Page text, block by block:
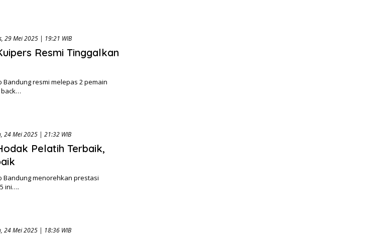
29 Mei 2025 | 19:21 WIB
Resmi Tinggalkan
Bandung resmi melepas 2 pemain
back…
24 Mei 2025 | 21:32 WIB
Pelatih Terbaik,
Bandung menorehkan prestasi
ini….
24 Mei 2025 | 18:36 WIB